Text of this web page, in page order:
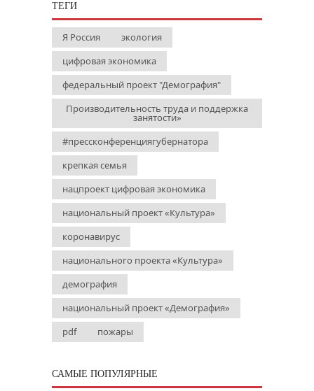
ТЕГИ
Я Россия
экология
цифровая экономика
федеральный проект "Демография"
Производительность труда и поддержка
занятости»
#прессконференциягубернатора
крепкая семья
нацпроект цифровая экономика
национальный проект «Культура»
коронавирус
национального проекта «Культура»
демография
национальный проект «Демография»
pdf
пожары
САМЫЕ ПОПУЛЯРНЫЕ